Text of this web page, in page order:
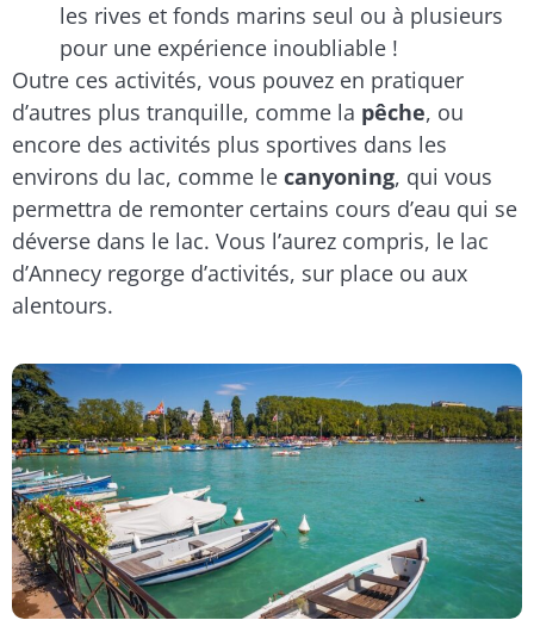
les rives et fonds marins seul ou à plusieurs
pour une expérience inoubliable !
Outre ces activités, vous pouvez en pratiquer
d’autres plus tranquille, comme la pêche, ou
encore des activités plus sportives dans les
environs du lac, comme le canyoning, qui vous
permettra de remonter certains cours d’eau qui se
déverse dans le lac. Vous l’aurez compris, le lac
d’Annecy regorge d’activités, sur place ou aux
alentours.